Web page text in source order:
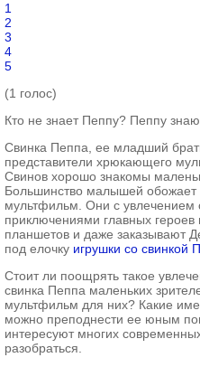
Ветровки
Оплата и доставка
О нас
Сотрудничество
Имя пользователя (логин)
Запомнить меня
Забыли пароль?
Забыли имя пользователя
Регистрация
1
2
3
4
5
(1 голос)
Кто не знает Пеппу? Пеппу
Свинка Пеппа, ее младший
представители хрюкающего
Свинов хорошо знакомы
Большинство малышей обожает
мультфильм. Они с увлечением
приключениями главных героев
планшетов и даже заказывают
под елочку игрушки со свинкой
Стоит ли поощрять такое
свинка Пеппа маленьких
мультфильм для них? Какие
можно преподнести ее юным
интересуют многих
разобраться.